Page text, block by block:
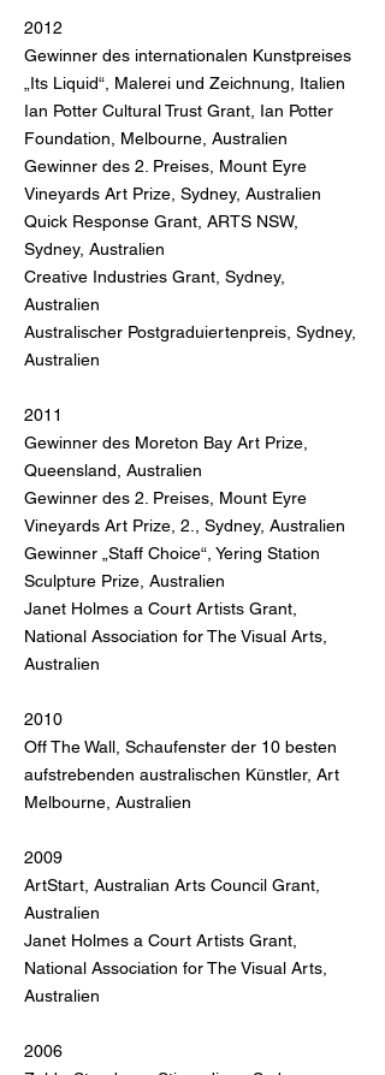
2012
Gewinner des internationalen Kunstpreises
„Its Liquid“, Malerei und Zeichnung, Italien
Ian Potter Cultural Trust Grant, Ian Potter
Foundation, Melbourne, Australien
Gewinner des 2. Preises, Mount Eyre
Vineyards Art Prize, Sydney, Australien
Quick Response Grant, ARTS NSW,
Sydney, Australien
Creative Industries Grant, Sydney,
Australien
Australischer Postgraduiertenpreis, Sydney,
Australien
2011
Gewinner des Moreton Bay Art Prize,
Queensland, Australien
Gewinner des 2. Preises, Mount Eyre
Vineyards Art Prize, 2., Sydney, Australien
Gewinner „Staff Choice“, Yering Station
Sculpture Prize, Australien
Janet Holmes a Court Artists Grant,
National Association for The Visual Arts,
Australien
2010
Off The Wall, Schaufenster der 10 besten
aufstrebenden australischen Künstler, Art
Melbourne, Australien
2009
ArtStart, Australian Arts Council Grant,
Australien
Janet Holmes a Court Artists Grant,
National Association for The Visual Arts,
Australien
2006